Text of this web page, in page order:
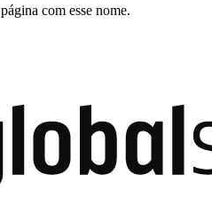
com esse nome.